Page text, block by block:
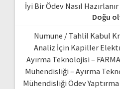
İyi Bir Ödev Nasıl
Doğu
Numune / Tahlil Kabul
Analiz İçin Kapiller
Ayırma Teknolojisi –
Mühendisliği – Ayırma
Mühendisliği Ödev